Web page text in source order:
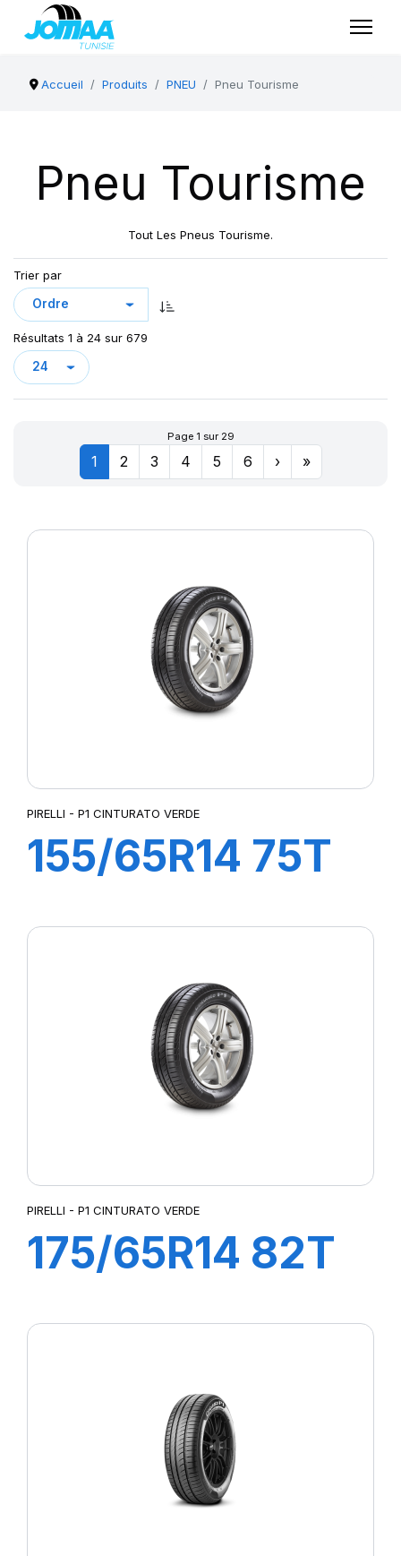
Accueil Produits PNEU Pneu Tourisme
Pneu Tourisme
Tout Les Pneus Tourisme.
Trier par
Résultats 1 à 24 sur 679
Page 1 sur 29
1 2 3 4 5 6 › »
PIRELLI - P1 CINTURATO VERDE
155/65R14 75T
PIRELLI - P1 CINTURATO VERDE
175/65R14 82T